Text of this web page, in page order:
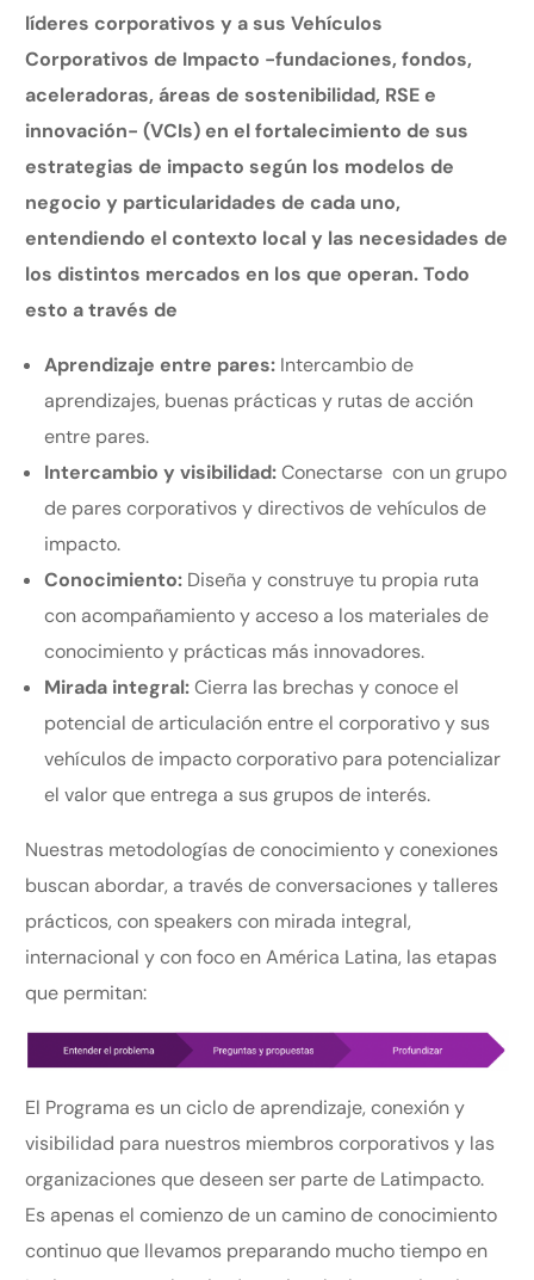
líderes corporativos y a sus Vehículos
Corporativos de Impacto -fundaciones, fondos,
aceleradoras, áreas de sostenibilidad, RSE e
innovación- (VCIs) en el fortalecimiento de sus
estrategias de impacto según los modelos de
negocio y particularidades de cada uno,
entendiendo el contexto local y las necesidades de
los distintos mercados en los que operan. Todo
esto a través de
Aprendizaje entre pares: Intercambio de
aprendizajes, buenas prácticas y rutas de acción
entre pares.
Intercambio y visibilidad:Conectarse con un grupo
de pares corporativos y directivos de vehículos de
impacto.
Conocimiento: Diseña y construye tu propia ruta
con acompañamiento y acceso a los materiales de
conocimiento y prácticas más innovadores.
Mirada integral:Cierra las brechas y conoce el
potencial de articulación entre el corporativo y sus
vehículos de impacto corporativo para potencializar
el valor que entrega a sus grupos de interés.
Nuestras metodologías de conocimiento y conexiones
buscan abordar, a través de conversaciones y talleres
prácticos, con speakers con mirada integral,
internacional y con foco en América Latina, las etapas
que permitan:
El Programa es un ciclo de aprendizaje, conexión y
visibilidad para nuestros miembros corporativos y las
organizaciones que deseen ser parte de Latimpacto.
Es apenas el comienzo de un camino de conocimiento
continuo que llevamos preparando mucho tiempo en